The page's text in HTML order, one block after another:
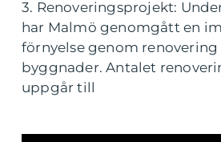
3. Renoveringsprojekt:
har Malmö genomgått en
förnyelse genom renovering
byggnader. Antalet
uppgår till